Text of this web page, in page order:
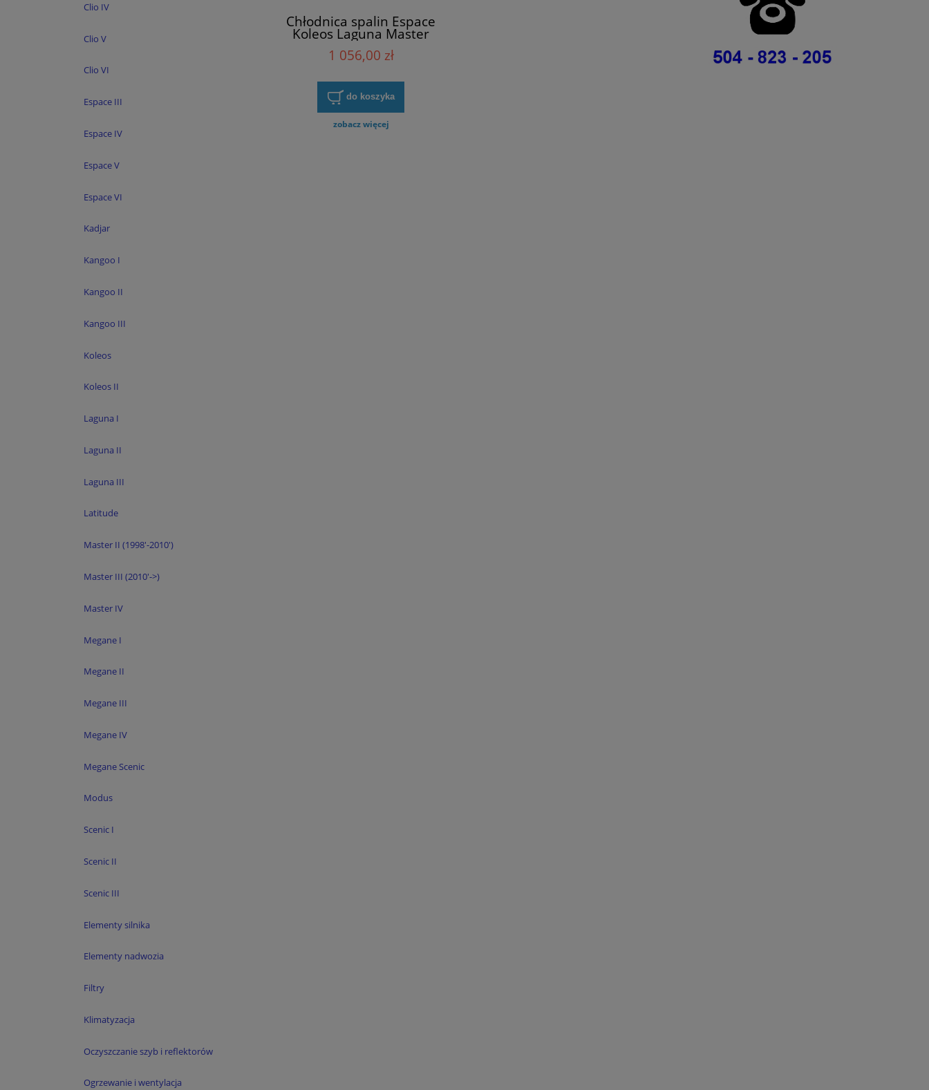
Clio IV
Clio V
Clio VI
Espace III
Espace IV
Espace V
Espace VI
Kadjar
Kangoo I
Kangoo II
Kangoo III
Koleos
Koleos II
Laguna I
Laguna II
Laguna III
Latitude
Master II (1998'-2010')
Master III (2010'->)
Master IV
Megane I
Megane II
Megane III
Megane IV
Megane Scenic
Modus
Scenic I
Scenic II
Scenic III
Elementy silnika
Elementy nadwozia
Filtry
Klimatyzacja
Oczyszczanie szyb i reflektorów
Ogrzewanie i wentylacja
Chłodnica spalin Espace
Koleos Laguna Master
Megane III Trafic Renault
147356011R
1 056,00 zł
do koszyka
zobacz więcej